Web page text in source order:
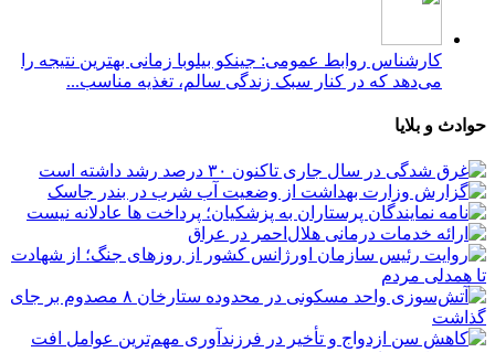
کارشناس روابط عمومی: جینکو بیلوبا زمانی بهترین نتیجه را
می‌دهد که در کنار سبک زندگی سالم، تغذیه مناسب...
حوادث و بلایا